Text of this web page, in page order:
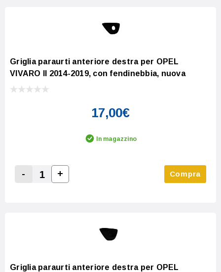
Griglia paraurti anteriore destra per OPEL
VIVARO II 2014-2019, con fendinebbia, nuova
17,00€
In magazzino
Decrease Quantity:
-
Increase Quantity:
+ Compra
Griglia paraurti anteriore destra per OPEL